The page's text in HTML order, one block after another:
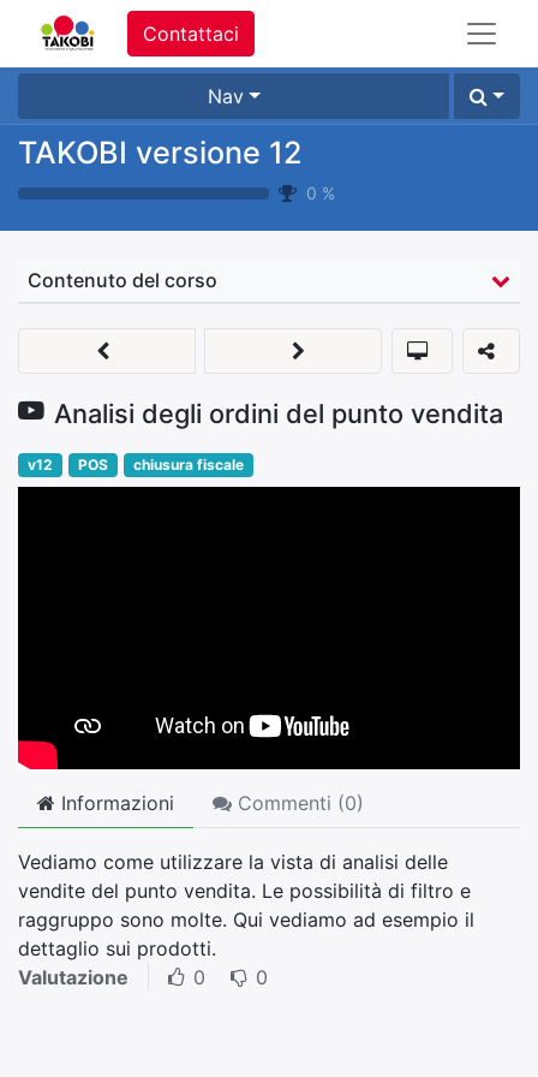
Contattaci
Nav
TAKOBI versione 12
0 %
Contenuto del corso
Analisi degli ordini del punto vendita
v12 POS chiusura fiscale
Informazioni Commenti (0)
Vediamo come utilizzare la vista di analisi delle
vendite del punto vendita. Le possibilità di filtro e
raggruppo sono molte. Qui vediamo ad esempio il
dettaglio sui prodotti.
Valutazione
0 0